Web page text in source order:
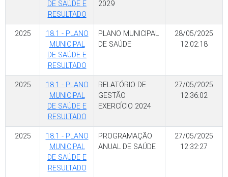
DE SAÚDE E
RESULTADO
2029
2025
18.1 - PLANO
MUNICIPAL
DE SAÚDE E
RESULTADO
PLANO MUNICIPAL
DE SAÚDE
28/05/2025
12:02:18
2025
18.1 - PLANO
MUNICIPAL
DE SAÚDE E
RESULTADO
RELATÓRIO DE
GESTÃO
EXERCÍCIO 2024
27/05/2025
12:36:02
2025
18.1 - PLANO
MUNICIPAL
DE SAÚDE E
RESULTADO
PROGRAMAÇÃO
ANUAL DE SAÚDE
27/05/2025
12:32:27